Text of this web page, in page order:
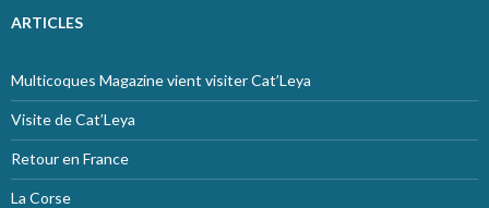
ARTICLES
Multicoques Magazine vient visiter Cat’Leya
Visite de Cat’Leya
Retour en France
La Corse